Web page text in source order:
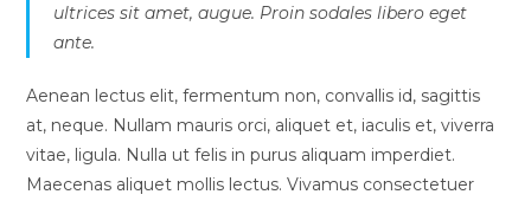
ultrices sit amet, augue. Proin sodales libero eget
ante.
Aenean lectus elit, fermentum non, convallis id, sagittis
at, neque. Nullam mauris orci, aliquet et, iaculis et, viverra
vitae, ligula. Nulla ut felis in purus aliquam imperdiet.
Maecenas aliquet mollis lectus. Vivamus consectetuer